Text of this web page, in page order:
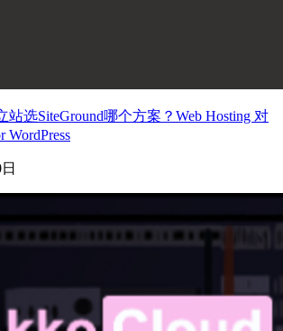
站选SiteGround哪个方案？Web Hosting 对
WordPress